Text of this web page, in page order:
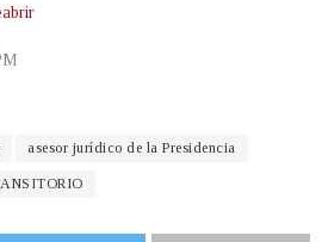
asesor jurídico de la Presidencia